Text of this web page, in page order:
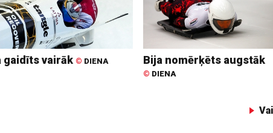
gaidīts vairāk © DIENA Bija nomērķēts augstāk
© DIENA